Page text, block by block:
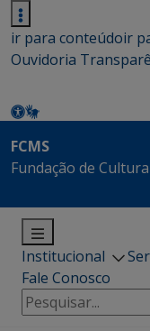
ir para conteúdoir
Ouvidoria
FCMS
Fundação de
Institucional
Fale Conosco
Pesquisar
por: